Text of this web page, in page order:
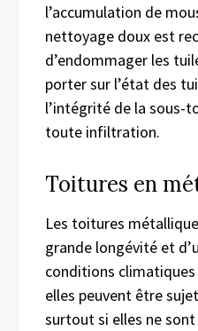
l’accumulation de
nettoyage doux est
d’endommager les
porter sur l’état des
l’intégrité de la sous-
toute infiltration.
Toitures en
Les toitures
grande longévité et
conditions
elles peuvent être
surtout si elles ne